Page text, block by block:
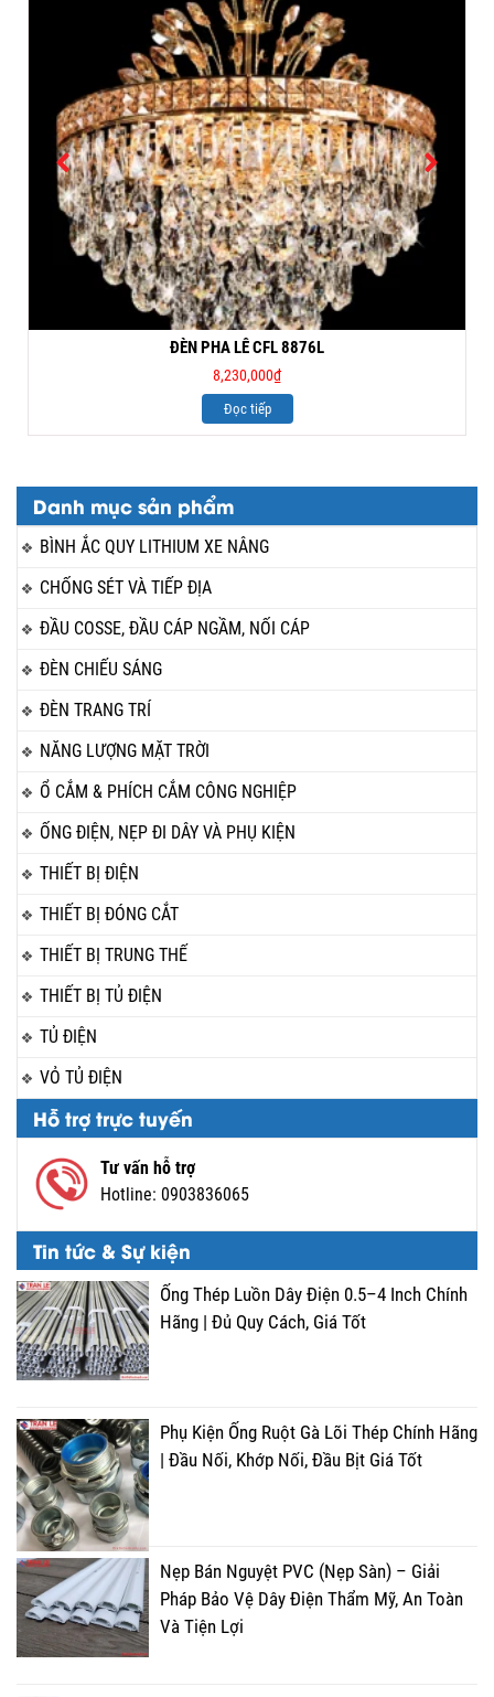
Danh mục sản phẩm
BÌNH ẮC QUY LITHIUM XE NÂNG
CHỐNG SÉT VÀ TIẾP ĐỊA
ĐẦU COSSE, ĐẦU CÁP NGẦM, NỐI CÁP
ĐÈN CHIẾU SÁNG
ĐÈN TRANG TRÍ
NĂNG LƯỢNG MẶT TRỜI
Ổ CẮM & PHÍCH CẮM CÔNG NGHIỆP
ỐNG ĐIỆN, NẸP ĐI DÂY VÀ PHỤ KIỆN
THIẾT BỊ ĐIỆN
THIẾT BỊ ĐÓNG CẮT
THIẾT BỊ TRUNG THẾ
THIẾT BỊ TỦ ĐIỆN
TỦ ĐIỆN
VỎ TỦ ĐIỆN
Hỗ trợ trực tuyến
Tư vấn hỗ trợ
Hotline: 0903836065
Tin tức & Sự kiện
Ống Thép Luồn Dây Điện 0.5–4 Inch Chính
Hãng | Đủ Quy Cách, Giá Tốt
Phụ Kiện Ống Ruột Gà Lõi Thép Chính Hãng
| Đầu Nối, Khớp Nối, Đầu Bịt Giá Tốt
Nẹp Bán Nguyệt PVC (Nẹp Sàn) – Giải
Pháp Bảo Vệ Dây Điện Thẩm Mỹ, An Toàn
Và Tiện Lợi
ĐÈN PHA LÊ CFL 8876L
8,230,000₫
Đọc tiếp